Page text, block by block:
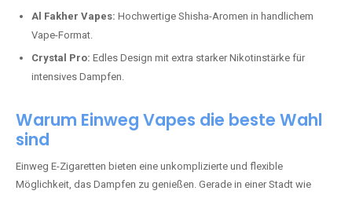
Al Fakher Vapes: Hochwertige Shisha-Aromen in handlichem
Vape-Format.
Crystal Pro: Edles Design mit extra starker Nikotinstärke für
intensives Dampfen.
Warum Einweg Vapes die beste Wahl
sind
Einweg E-Zigaretten bieten eine unkomplizierte und flexible
Möglichkeit, das Dampfen zu genießen. Gerade in einer Stadt wie